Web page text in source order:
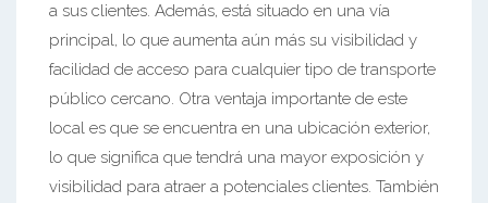
a sus clientes. Además, está situado en una vía
principal, lo que aumenta aún más su visibilidad y
facilidad de acceso para cualquier tipo de transporte
público cercano. Otra ventaja importante de este
local es que se encuentra en una ubicación exterior,
lo que significa que tendrá una mayor exposición y
visibilidad para atraer a potenciales clientes. También